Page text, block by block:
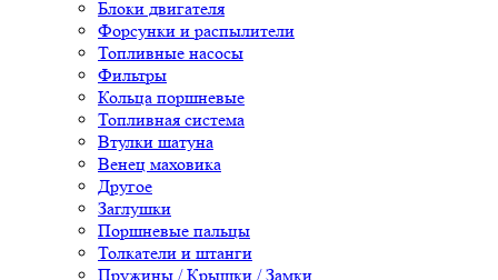
Блоки двигателя
Форсунки и распылители
Топливные насосы
Фильтры
Кольца поршневые
Топливная система
Втулки шатуна
Венец маховика
Другое
Заглушки
Поршневые пальцы
Толкатели и штанги
Пружины / Крышки / Замки